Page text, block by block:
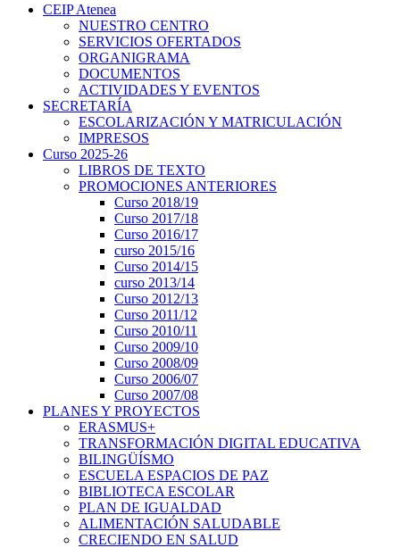
CEIP Atenea
NUESTRO CENTRO
SERVICIOS OFERTADOS
ORGANIGRAMA
DOCUMENTOS
ACTIVIDADES Y EVENTOS
SECRETARÍA
ESCOLARIZACIÓN Y MATRICULACIÓN
IMPRESOS
Curso 2025-26
LIBROS DE TEXTO
PROMOCIONES ANTERIORES
Curso 2018/19
Curso 2017/18
Curso 2016/17
curso 2015/16
Curso 2014/15
curso 2013/14
Curso 2012/13
Curso 2011/12
Curso 2010/11
Curso 2009/10
Curso 2008/09
Curso 2006/07
Curso 2007/08
PLANES Y PROYECTOS
ERASMUS+
TRANSFORMACIÓN DIGITAL EDUCATIVA
BILINGÜÍSMO
ESCUELA ESPACIOS DE PAZ
BIBLIOTECA ESCOLAR
PLAN DE IGUALDAD
ALIMENTACIÓN SALUDABLE
CRECIENDO EN SALUD